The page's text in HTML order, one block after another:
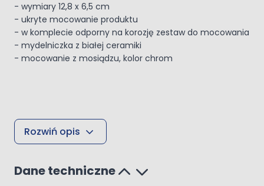
- wymiary 12,8 x 6,5 cm
- ukryte mocowanie produktu
- w komplecie odporny na korozję zestaw do mocowania
- mydelniczka z białej ceramiki
- mocowanie z mosiądzu, kolor chrom
Rozwiń opis
Dane techniczne